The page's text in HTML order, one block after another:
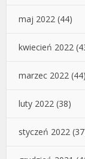
maj 2022 (44)
kwiecień 2022
marzec 2022 (44)
luty 2022 (38)
styczeń 2022